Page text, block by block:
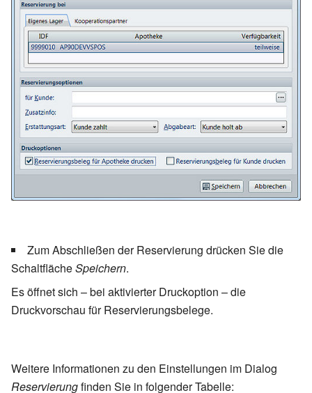
Zum Abschließen der Reservierung drücken Sie die
SchaltflächeSpeichern.
Es öffnet sich – bei aktivierter Druckoption – die
Druckvorschau für Reservierungsbelege.
Weitere Informationen zu den Einstellungen im Dialog
Reservierungfinden Sie in folgender Tabelle: